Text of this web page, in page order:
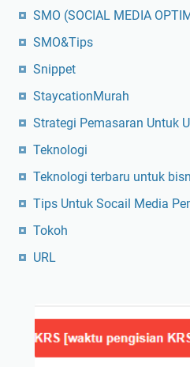
SMO (SOCIAL MEDIA
SMO&Tips
Snippet
StaycationMurah
Strategi Pemasaran Untuk
Teknologi
Teknologi terbaru untuk
Tips Untuk Socail Media
Tokoh
URL